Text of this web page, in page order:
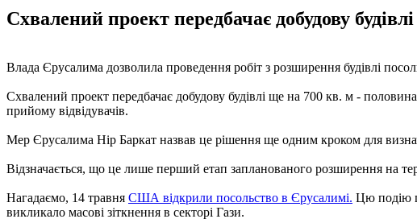
Схвалений проект передбачає добудову
Влада Єрусалима дозволила проведення робіт з розширення будівлі
Схвалений проект передбачає добудову будівлі ще на 700 кв. м -
прийому відвідувачів.
Мер Єрусалима Нір Баркат назвав це рішення ще одним кроком для
Відзначається, що це лише перший етап запланованого розширення на
Нагадаємо, 14 травня США відкрили посольство в Єрусалимі. Цю подію
викликало масові зіткнення в секторі Гази.